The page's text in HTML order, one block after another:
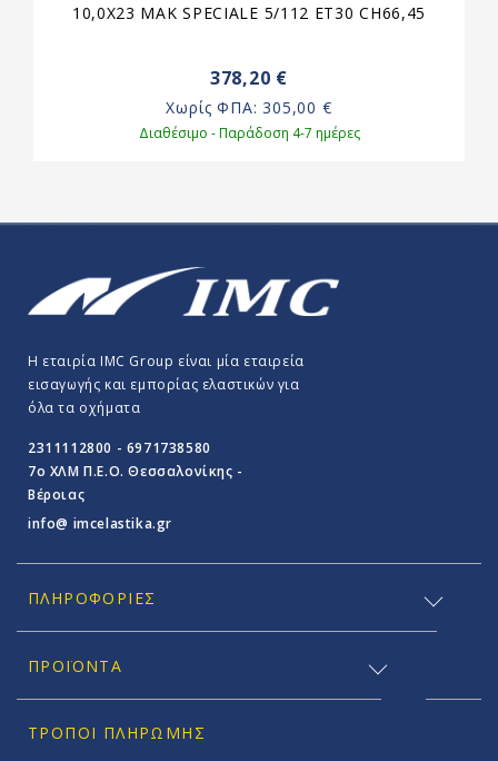
10,0X23 MAK SPECIALE 5/112 ET30 CH66,45
378,20 €
Χωρίς ΦΠΑ:305,00 €
Διαθέσιμο - Παράδοση 4-7 ημέρες
Η εταιρία IMC Group είναι μία εταιρεία
εισαγωγής και εμπορίας ελαστικών για
όλα τα οχήματα
2311112800 - 6971738580
7o ΧΛΜ Π.E.O. Θεσσαλονίκης -
Βέροιας
info@ imcelastika.gr
ΠΛΗΡΟΦΟΡΊΕΣ
ΠΡΟΪΟΝΤΑ
ΤΡΌΠΟΙ ΠΛΗΡΩΜΉΣ